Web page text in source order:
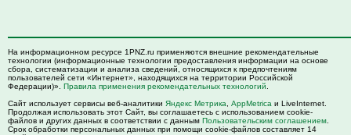
На информационном ресурсе 1PNZ.ru применяются внешние рекомендательные
технологии (информационные технологии предоставления информации на основе
сбора, систематизации и анализа сведений, относящихся к предпочтениям
пользователей сети «Интернет», находящихся на территории Российской
Федерации)». Правила применения рекомендательных технологий
Сайт использует сервисы веб-аналитики Яндекс Метрика AppMetrica и LiveInternet.
Продолжая использовать этот Сайт, вы соглашаетесь с использованием cookie-
файлов и других данных в соответствии с данным Пользовательским соглашением
Срок обработки персональных данных при помощи cookie-файлов составляет 14